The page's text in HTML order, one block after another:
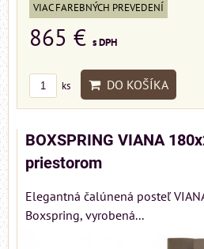
VIAC FAREBNÝCH PREVEDENÍ
865 € s DPH
ks DO KOŠÍKA
BOXSPRING VIANA
priestorom
Elegantná čalúnená posteľ
Boxspring, vyrobená...